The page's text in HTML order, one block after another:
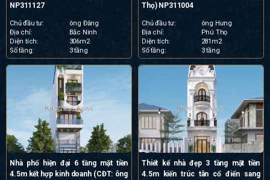
NP311127
Chủ đầu tư:
ông Đăng
Địa chỉ:
Bắc Ninh
Diện tích:
306m2
Số tầng:
3 tầng
Thọ) NP311004
Chủ đầu tư:
ông Hưng
Địa chỉ:
Phú Thọ
Diện tích:
281m2
Số tầng:
3 tầng
Nhà phố hiện đại 6 tầng mặt tiền
4.5m kết hợp kinh doanh (CĐT: ông
Thiết kế nhà đẹp 3 tầng mặt tiền
4.5m kiến trúc tân cổ điển sang